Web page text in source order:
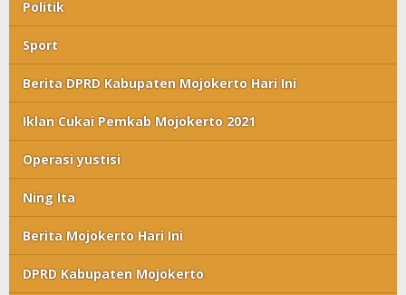
Politik
Sport
Berita DPRD Kabupaten Mojokerto Hari Ini
Iklan Cukai Pemkab Mojokerto 2021
Operasi yustisi
Ning Ita
Berita Mojokerto Hari Ini
DPRD Kabupaten Mojokerto